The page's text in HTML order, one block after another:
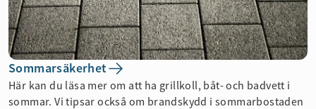
Sommarsäkerhet
Här kan du läsa mer om att ha grillkoll, båt- och badvett i
sommar. Vi tipsar också om brandskydd i sommarbostaden